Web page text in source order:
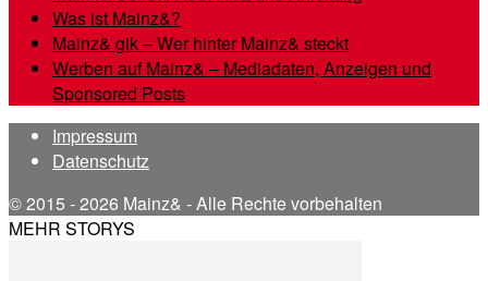
Was ist Mainz&?
Mainz& gik – Wer hinter Mainz& steckt
Werben auf Mainz& – Mediadaten, Anzeigen und
Sponsored Posts
Impressum
Datenschutz
© 2015 - 2026 Mainz& - Alle Rechte vorbehalten
MEHR STORYS